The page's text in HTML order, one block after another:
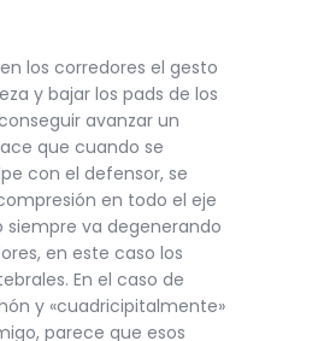
los corredores el gesto
y bajar los pads de los
avanzar un
que cuando se
con el defensor, se
en todo el eje
siempre va degenerando
en este caso los
En el caso de
y «cuadricipitalmente»
parece que esos